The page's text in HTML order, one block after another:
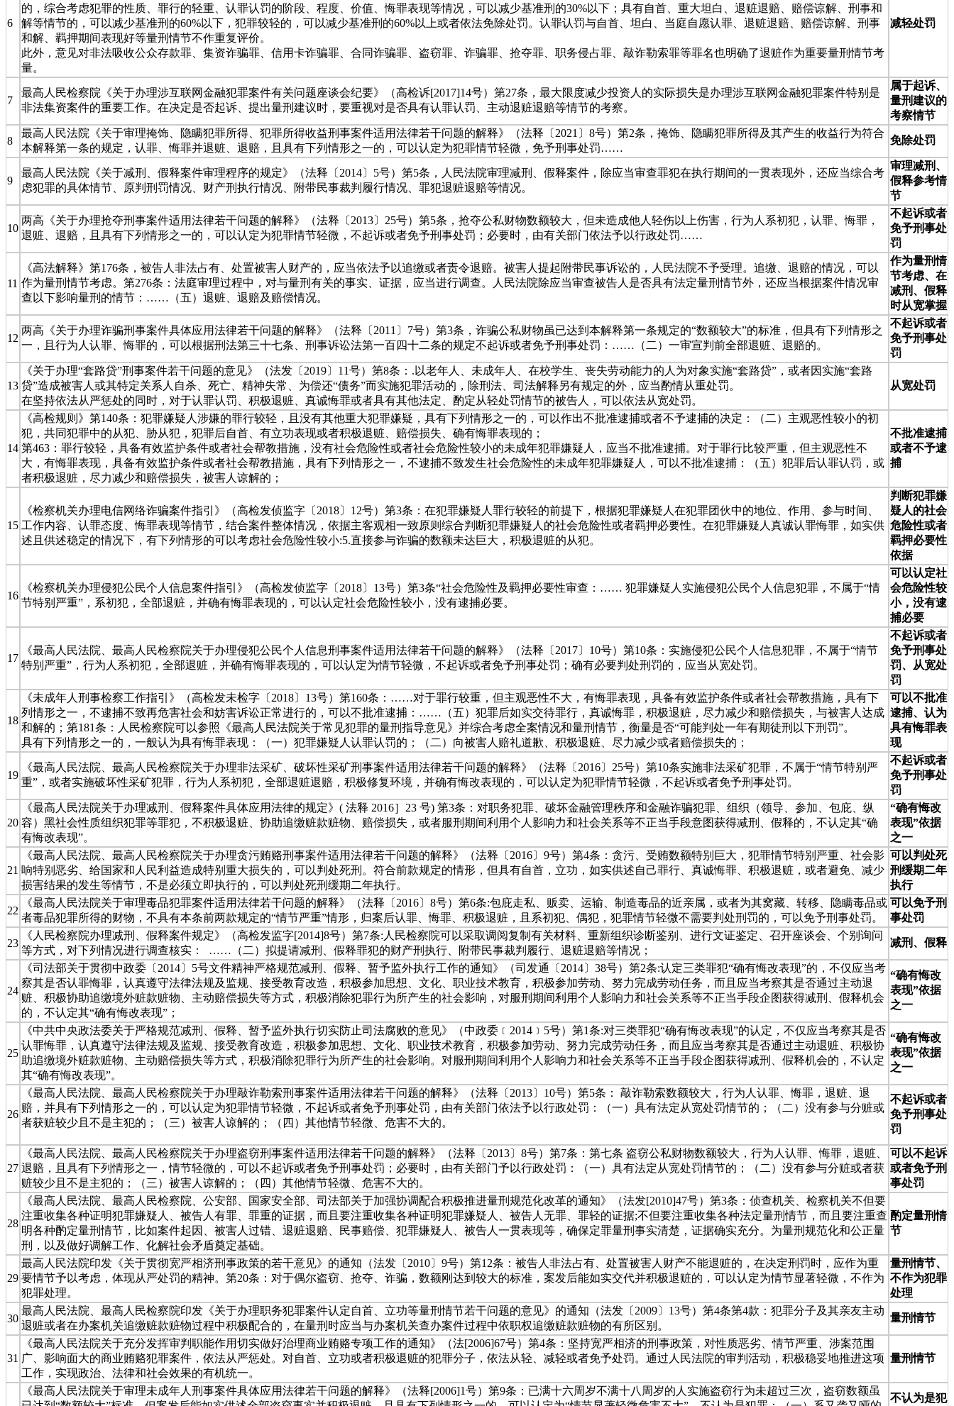
6
的，综合考虑犯罪的性质、罪行的轻重、认罪认罚的阶段、程度、价值、悔罪表现等情况，可以减少基准刑的30%以下；具有自首、重大坦白、退赃退赔、赔偿谅解、刑事和
解等情节的，可以减少基准刑的60%以下，犯罪较轻的，可以减少基准刑的60%以上或者依法免除处罚。认罪认罚与自首、坦白、当庭自愿认罪、退赃退赔、赔偿谅解、刑事
和解、羁押期间表现好等量刑情节不作重复评价。
此外，意见对非法吸收公众存款罪、集资诈骗罪、信用卡诈骗罪、合同诈骗罪、盗窃罪、诈骗罪、抢夺罪、职务侵占罪、敲诈勒索罪等罪名也明确了退赃作为重要量刑情节考
量。
减轻处罚
7
最高人民检察院《关于办理涉互联网金融犯罪案件有关问题座谈会纪要》（高检诉[2017]14号）第27条，最大限度减少投资人的实际损失是办理涉互联网金融犯罪案件特别是
非法集资案件的重要工作。在决定是否起诉、提出量刑建议时，要重视对是否具有认罪认罚、主动退赃退赔等情节的考察。
属于起诉、
量刑建议的
考察情节
8
最高人民法院《关于审理掩饰、隐瞒犯罪所得、犯罪所得收益刑事案件适用法律若干问题的解释》（法释〔2021〕8号）第2条，掩饰、隐瞒犯罪所得及其产生的收益行为符合
本解释第一条的规定，认罪、悔罪并退赃、退赔，且具有下列情形之一的，可以认定为犯罪情节轻微，免予刑事处罚……
免除处罚
9
最高人民法院《关于减刑、假释案件审理程序的规定》（法释〔2014〕5号）第5条，人民法院审理减刑、假释案件，除应当审查罪犯在执行期间的一贯表现外，还应当综合考
虑犯罪的具体情节、原判刑罚情况、财产刑执行情况、附带民事裁判履行情况、罪犯退赃退赔等情况。
审理减刑、
假释参考情
节
10
两高《关于办理抢夺刑事案件适用法律若干问题的解释》（法释〔2013〕25号）第5条，抢夺公私财物数额较大，但未造成他人轻伤以上伤害，行为人系初犯，认罪、悔罪，
退赃、退赔，且具有下列情形之一的，可以认定为犯罪情节轻微，不起诉或者免予刑事处罚；必要时，由有关部门依法予以行政处罚……
不起诉或者
免予刑事处
罚
11
《高法解释》第176条，被告人非法占有、处置被害人财产的，应当依法予以追缴或者责令退赔。被害人提起附带民事诉讼的，人民法院不予受理。追缴、退赔的情况，可以
作为量刑情节考虑。第276条：法庭审理过程中，对与量刑有关的事实、证据，应当进行调查。人民法院除应当审查被告人是否具有法定量刑情节外，还应当根据案件情况审
查以下影响量刑的情节：……（五）退赃、退赔及赔偿情况。
作为量刑情
节考虑、在
减刑、假释
时从宽掌握
12
两高《关于办理诈骗刑事案件具体应用法律若干问题的解释》（法释〔2011〕7号）第3条，诈骗公私财物虽已达到本解释第一条规定的“数额较大”的标准，但具有下列情形之
一，且行为人认罪、悔罪的，可以根据刑法第三十七条、刑事诉讼法第一百四十二条的规定不起诉或者免予刑事处罚：……（二）一审宣判前全部退赃、退赔的。
不起诉或者
免予刑事处
罚
13
《关于办理“套路贷”刑事案件若干问题的意见》（法发〔2019〕11号）第8条：.以老年人、未成年人、在校学生、丧失劳动能力的人为对象实施“套路贷”，或者因实施“套路
贷”造成被害人或其特定关系人自杀、死亡、精神失常、为偿还“债务”而实施犯罪活动的，除刑法、司法解释另有规定的外，应当酌情从重处罚。
在坚持依法从严惩处的同时，对于认罪认罚、积极退赃、真诚悔罪或者具有其他法定、酌定从轻处罚情节的被告人，可以依法从宽处罚。
从宽处罚
14
《高检规则》第140条：犯罪嫌疑人涉嫌的罪行较轻，且没有其他重大犯罪嫌疑，具有下列情形之一的，可以作出不批准逮捕或者不予逮捕的决定：（二）主观恶性较小的初
犯，共同犯罪中的从犯、胁从犯，犯罪后自首、有立功表现或者积极退赃、赔偿损失、确有悔罪表现的；
第463：罪行较轻，具备有效监护条件或者社会帮教措施，没有社会危险性或者社会危险性较小的未成年犯罪嫌疑人，应当不批准逮捕。对于罪行比较严重，但主观恶性不
大，有悔罪表现，具备有效监护条件或者社会帮教措施，具有下列情形之一，不逮捕不致发生社会危险性的未成年犯罪嫌疑人，可以不批准逮捕：（五）犯罪后认罪认罚，或
者积极退赃，尽力减少和赔偿损失，被害人谅解的；
不批准逮捕
或者不予逮
捕
15
《检察机关办理电信网络诈骗案件指引》（高检发侦监字〔2018〕12号）第3条：在犯罪嫌疑人罪行较轻的前提下，根据犯罪嫌疑人在犯罪团伙中的地位、作用、参与时间、
工作内容、认罪态度、悔罪表现等情节，结合案件整体情况，依据主客观相一致原则综合判断犯罪嫌疑人的社会危险性或者羁押必要性。在犯罪嫌疑人真诚认罪悔罪，如实供
述且供述稳定的情况下，有下列情形的可以考虑社会危险性较小:5.直接参与诈骗的数额未达巨大，积极退赃的从犯。
判断犯罪嫌
疑人的社会
危险性或者
羁押必要性
依据
16
《检察机关办理侵犯公民个人信息案件指引》（高检发侦监字〔2018〕13号）第3条“社会危险性及羁押必要性审查：…… 犯罪嫌疑人实施侵犯公民个人信息犯罪，不属于“情
节特别严重”，系初犯，全部退赃，并确有悔罪表现的，可以认定社会危险性较小，没有逮捕必要。
可以认定社
会危险性较
小，没有逮
捕必要
17
《最高人民法院、最高人民检察院关于办理侵犯公民个人信息刑事案件适用法律若干问题的解释》（法释〔2017〕10号）第10条：实施侵犯公民个人信息犯罪，不属于“情节
特别严重”，行为人系初犯，全部退赃，并确有悔罪表现的，可以认定为情节轻微，不起诉或者免予刑事处罚；确有必要判处刑罚的，应当从宽处罚。
不起诉或者
免予刑事处
罚、从宽处
罚
18
《未成年人刑事检察工作指引》（高检发未检字〔2018〕13号）第160条：……对于罪行较重，但主观恶性不大，有悔罪表现，具备有效监护条件或者社会帮教措施，具有下
列情形之一，不逮捕不致再危害社会和妨害诉讼正常进行的，可以不批准逮捕：……（五）犯罪后如实交待罪行，真诚悔罪，积极退赃，尽力减少和赔偿损失，与被害人达成
和解的；第181条：人民检察院可以参照《最高人民法院关于常见犯罪的量刑指导意见》并综合考虑全案情况和量刑情节，衡量是否“可能判处一年有期徒刑以下刑罚”。
具有下列情形之一的，一般认为具有悔罪表现：（一）犯罪嫌疑人认罪认罚的；（二）向被害人赔礼道歉、积极退赃、尽力减少或者赔偿损失的；
可以不批准
逮捕、认为
具有悔罪表
现
19
《最高人民法院、最高人民检察院关于办理非法采矿、破坏性采矿刑事案件适用法律若干问题的解释》（法释〔2016〕25号）第10条实施非法采矿犯罪，不属于“情节特别严
重”，或者实施破坏性采矿犯罪，行为人系初犯，全部退赃退赔，积极修复环境，并确有悔改表现的，可以认定为犯罪情节轻微，不起诉或者免予刑事处罚。
不起诉或者
免予刑事处
罚
20
《最高人民法院关于办理减刑、假释案件具体应用法律的规定》( 法释 2016］23 号) 第3条：对职务犯罪、破坏金融管理秩序和金融诈骗犯罪、组织（领导、参加、包庇、纵
容）黑社会性质组织犯罪等罪犯，不积极退赃、协助追缴赃款赃物、赔偿损失，或者服刑期间利用个人影响力和社会关系等不正当手段意图获得减刑、假释的，不认定其“确
有悔改表现”。
“确有悔改
表现”依据
之一
21
《最高人民法院、最高人民检察院关于办理贪污贿赂刑事案件适用法律若干问题的解释》（法释〔2016〕9号）第4条：贪污、受贿数额特别巨大，犯罪情节特别严重、社会影
响特别恶劣、给国家和人民利益造成特别重大损失的，可以判处死刑。符合前款规定的情形，但具有自首，立功，如实供述自己罪行、真诚悔罪、积极退赃，或者避免、减少
损害结果的发生等情节，不是必须立即执行的，可以判处死刑缓期二年执行。
可以判处死
刑缓期二年
执行
22
《最高人民法院关于审理毒品犯罪案件适用法律若干问题的解释》（法释〔2016〕8号）第6条:包庇走私、贩卖、运输、制造毒品的近亲属，或者为其窝藏、转移、隐瞒毒品或
者毒品犯罪所得的财物，不具有本条前两款规定的“情节严重”情形，归案后认罪、悔罪、积极退赃，且系初犯、偶犯，犯罪情节轻微不需要判处刑罚的，可以免予刑事处罚。
可以免予刑
事处罚
23
《人民检察院办理减刑、假释案件规定》（高检发监字[2014]8号）第7条:人民检察院可以采取调阅复制有关材料、重新组织诊断鉴别、进行文证鉴定、召开座谈会、个别询问
等方式，对下列情况进行调查核实： ……（二）拟提请减刑、假释罪犯的财产刑执行、附带民事裁判履行、退赃退赔等情况；
减刑、假释
24
《司法部关于贯彻中政委〔2014〕5号文件精神严格规范减刑、假释、暂予监外执行工作的通知》（司发通〔2014〕38号）第2条:认定三类罪犯“确有悔改表现”的，不仅应当考
察其是否认罪悔罪，认真遵守法律法规及监规、接受教育改造，积极参加思想、文化、职业技术教育，积极参加劳动、努力完成劳动任务，而且应当考察其是否通过主动退
赃、积极协助追缴境外赃款赃物、主动赔偿损失等方式，积极消除犯罪行为所产生的社会影响，对服刑期间利用个人影响力和社会关系等不正当手段企图获得减刑、假释机会
的，不认定其“确有悔改表现”；
“确有悔改
表现”依据
之一
25
《中共中央政法委关于严格规范减刑、假释、暂予监外执行切实防止司法腐败的意见》（中政委﹝2014﹞5号）第1条:对三类罪犯“确有悔改表现”的认定，不仅应当考察其是否
认罪悔罪，认真遵守法律法规及监规、接受教育改造，积极参加思想、文化、职业技术教育，积极参加劳动、努力完成劳动任务，而且应当考察其是否通过主动退赃、积极协
助追缴境外赃款赃物、主动赔偿损失等方式，积极消除犯罪行为所产生的社会影响。对服刑期间利用个人影响力和社会关系等不正当手段企图获得减刑、假释机会的，不认定
其“确有悔改表现”。
“确有悔改
表现”依据
之一
26
《最高人民法院、最高人民检察院关于办理敲诈勒索刑事案件适用法律若干问题的解释》（法释〔2013〕10号）第5条： 敲诈勒索数额较大，行为人认罪、悔罪，退赃、退
赔，并具有下列情形之一的，可以认定为犯罪情节轻微，不起诉或者免予刑事处罚，由有关部门依法予以行政处罚：（一）具有法定从宽处罚情节的；（二）没有参与分赃或
者获赃较少且不是主犯的；（三）被害人谅解的；（四）其他情节轻微、危害不大的。
不起诉或者
免予刑事处
罚
27
《最高人民法院、最高人民检察院关于办理盗窃刑事案件适用法律若干问题的解释》（法释〔2013〕8号）第7条：第七条 盗窃公私财物数额较大，行为人认罪、悔罪，退赃、
退赔，且具有下列情形之一，情节轻微的，可以不起诉或者免予刑事处罚；必要时，由有关部门予以行政处罚：（一）具有法定从宽处罚情节的；（二）没有参与分赃或者获
赃较少且不是主犯的；（三）被害人谅解的；（四）其他情节轻微、危害不大的。
可以不起诉
或者免予刑
事处罚
28
《最高人民法院、最高人民检察院、公安部、国家安全部、司法部关于加强协调配合积极推进量刑规范化改革的通知》（法发[2010]47号）第3条：侦查机关、检察机关不但要
注重收集各种证明犯罪嫌疑人、被告人有罪、罪重的证据，而且要注重收集各种证明犯罪嫌疑人、被告人无罪、罪轻的证据;不但要注重收集各种法定量刑情节，而且要注重查
明各种酌定量刑情节，比如案件起因、被害人过错、退赃退赔、民事赔偿、犯罪嫌疑人、被告人一贯表现等，确保定罪量刑事实清楚，证据确实充分。为量刑规范化和公正量
刑，以及做好调解工作、化解社会矛盾奠定基础。
酌定量刑情
节
29
最高人民法院印发《关于贯彻宽严相济刑事政策的若干意见》的通知（法发〔2010〕9号）第12条：被告人非法占有、处置被害人财产不能退赃的，在决定刑罚时，应作为重
要情节予以考虑，体现从严处罚的精神。第20条：对于偶尔盗窃、抢夺、诈骗，数额刚达到较大的标准，案发后能如实交代并积极退赃的，可以认定为情节显著轻微，不作为
犯罪处理。
量刑情节、
不作为犯罪
处理
30
最高人民法院、最高人民检察院印发《关于办理职务犯罪案件认定自首、立功等量刑情节若干问题的意见》的通知（法发〔2009〕13号）第4条第4款：犯罪分子及其亲友主动
退赃或者在办案机关追缴赃款赃物过程中积极配合的，在量刑时应当与办案机关查办案件过程中依职权追缴赃款赃物的有所区别。
量刑情节
31
《最高人民法院关于充分发挥审判职能作用切实做好治理商业贿赂专项工作的通知》（法[2006]67号）第4条：坚持宽严相济的刑事政策，对性质恶劣、情节严重、涉案范围
广、影响面大的商业贿赂犯罪案件，依法从严惩处。对自首、立功或者积极退赃的犯罪分子，依法从轻、减轻或者免予处罚。通过人民法院的审判活动，积极稳妥地推进这项
工作，实现政治、法律和社会效果的有机统一。
量刑情节
《最高人民法院关于审理未成年人刑事案件具体应用法律若干问题的解释》（法释[2006]1号）第9条：已满十六周岁不满十八周岁的人实施盗窃行为未超过三次，盗窃数额虽
不认为是犯